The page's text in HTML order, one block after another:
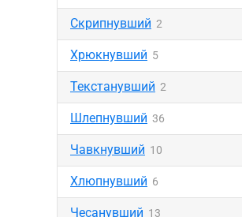
Скрипнувший 2
Хрюкнувший 5
Текстанувший 2
Шлепнувший 36
Чавкнувший 10
Хлюпнувший 6
Чесанувший 13